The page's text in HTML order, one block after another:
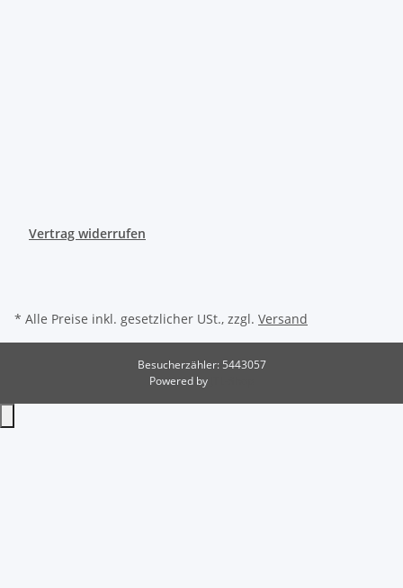
Vertrag widerrufen
* Alle Preise inkl. gesetzlicher USt., zzgl. Versand
Besucherzähler: 5443057
Powered by